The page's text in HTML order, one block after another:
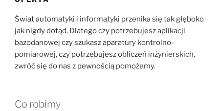
Świat automatyki i informatyki przenika się tak głęboko
jak nigdy dotąd. Dlatego czy potrzebujesz aplikacji
bazodanowej czy szukasz aparatury kontrolno-
pomiarowej, czy potrzebujesz obliczeń inżynierskich,
zwróć się do nas z pewnością pomożemy.
Co robimy